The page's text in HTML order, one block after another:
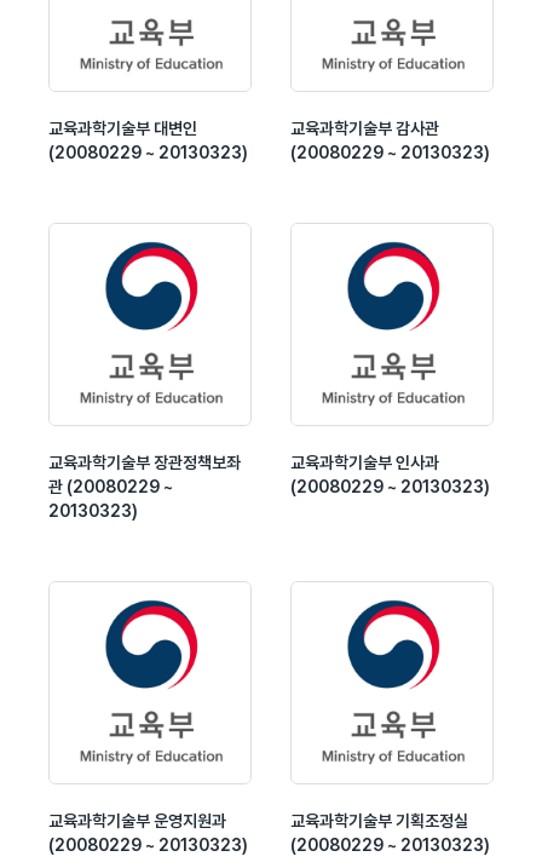
교육과학기술부 대변인
(20080229 ~ 20130323)
교육과학기술부 감사관
(20080229 ~ 20130323)
교육과학기술부 장관정책보좌
관 (20080229 ~
20130323)
교육과학기술부 인사과
(20080229 ~ 20130323)
교육과학기술부 운영지원과
(20080229 ~ 20130323)
교육과학기술부 기획조정실
(20080229 ~ 20130323)